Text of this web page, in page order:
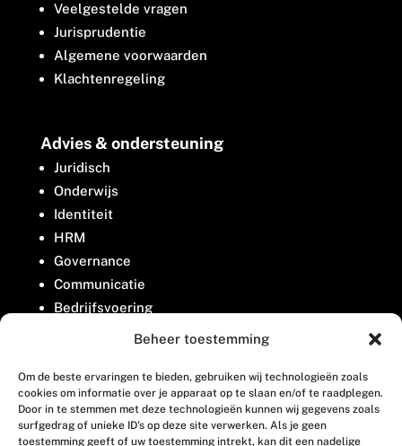
Beheer toestemming
Om de beste ervaringen te bieden, gebruiken wij technologieën zoals
cookies om informatie over je apparaat op te slaan en/of te raadplegen.
Door in te stemmen met deze technologieën kunnen wij gegevens zoals
surfgedrag of unieke ID's op deze site verwerken. Als je geen
toestemming geeft of uw toestemming intrekt, kan dit een nadelige
Veelgestelde vragen
Jurisprudentie
Algemene voorwaarden
Klachtenregeling
Advies & ondersteuning
Juridisch
Onderwijs
Identiteit
HRM
Governance
Communicatie
Bedrijfsvoering
Belangenbehartiging
Contact
Houttuinlaan 8